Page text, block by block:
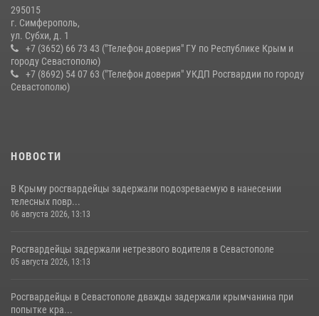
10 июля 2026, 15:10
295015
г. Симферополь,
ул. Субхи, д. 1
+7 (3652) 66 73 43 ("Телефон доверия" ГУ по Республике Крым и
городу Севастополю)
+7 (8692) 54 07 63 ("Телефон доверия" УКДП Росгвардии по городу
Севастополю)
НОВОСТИ
В Крыму росгвардейцы задержали подозреваемую в нанесении
телесных повр...
06 августа 2026, 13:13
Росгвардейцы задержали нетрезвого водителя в Севастополе
05 августа 2026, 13:13
Росгвардейцы в Севастополе дважды задержали крымчанина при
попытке кра...